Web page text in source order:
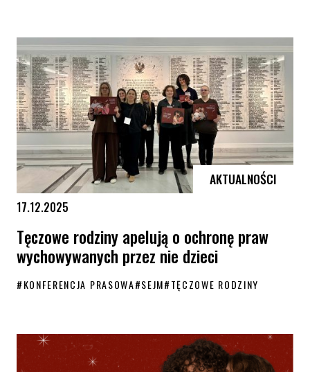
AKTUALNOŚCI
17.12.2025
Tęczowe rodziny apelują o ochronę praw
wychowywanych przez nie dzieci
#KONFERENCJA PRASOWA#SEJM#TĘCZOWE RODZINY